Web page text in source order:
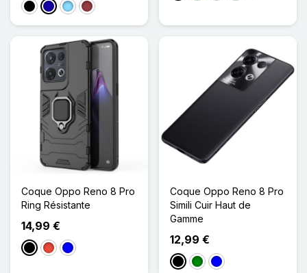
NoirBleu Foncé
Bleu ClairRouge Foncé
Coque Oppo Reno 8 Pro
Ring Résistante
14,99 €
NoirRouge
Bleu
Coque Oppo Reno 8 Pro
Simili Cuir Haut de
Gamme
12,99 €
NoirVertBleu